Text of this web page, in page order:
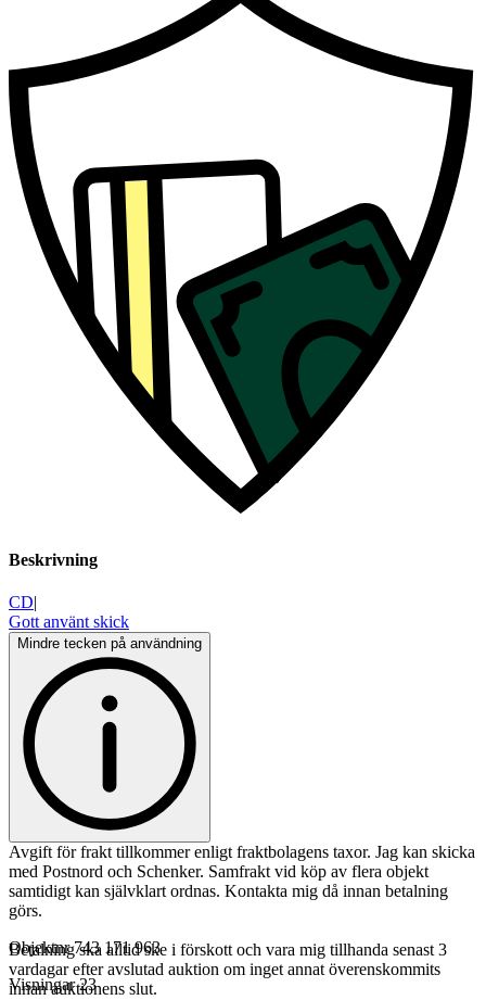
Beskrivning
CD|
Gott använt skick
Mindre tecken på användning
Avgift för frakt tillkommer enligt fraktbolagens taxor. Jag kan skicka
med Postnord och Schenker. Samfrakt vid köp av flera objekt
samtidigt kan självklart ordnas. Kontakta mig då innan betalning
görs.
Betalning ska alltid ske i förskott och vara mig tillhanda senast 3
vardagar efter avslutad auktion om inget annat överenskommits
innan auktionens slut.
Objektnr 743 171 963
Visningar 23